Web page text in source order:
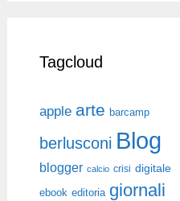
Tagcloud
apple arte barcamp
berlusconi Blog
blogger calcio crisi digitale
ebook editoria giornali